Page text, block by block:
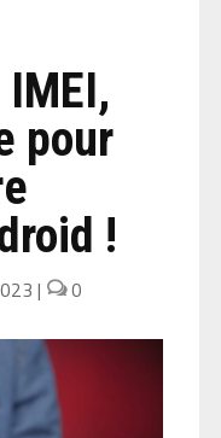
pour
!
|
0